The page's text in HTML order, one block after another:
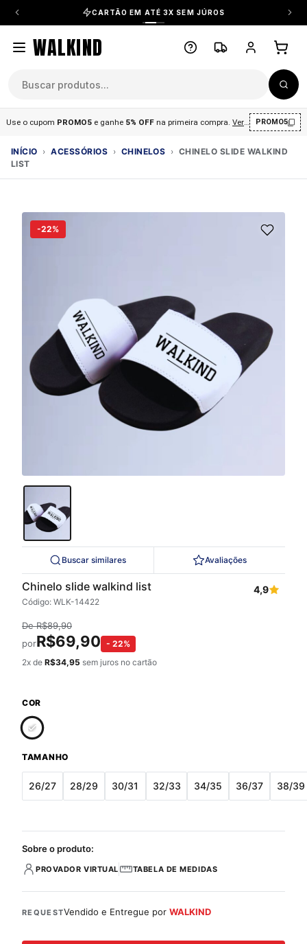
CARTÃO EM ATÉ 3X SEM JÚROS
WALKIND
Use o cupom PROMO5 e ganhe 5% OFF na primeira compra Ver condições .
PROMO5
INÍCIO › ACESSÓRIOS › CHINELOS › CHINELO SLIDE WALKIND
LIST
-22%
Buscar similares Avaliações
Chinelo slide walkind list
Código: WLK-14422
4,9
DeR$89,90
porR$69,90 - 22%
2x de R$34,95 sem juros no cartão
COR
TAMANHO
26/27 28/29 30/31 32/33 34/35 36/37 38/39
Sobre o produto:
PROVADOR VIRTUAL TABELA DE MEDIDAS
REQUESTVendido e Entregue porWALKIND